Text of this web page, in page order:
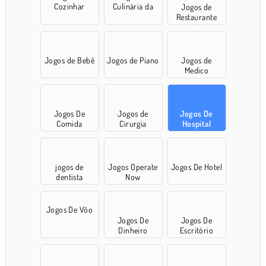
Cozinhar
Culinária da
Sara
Jogos de
Restaurante
para Meninas
Jogos de Bebê Jogos de Piano
Jogos de
Medico
Jogos De
Comida
Jogos de
Cirurgia
Jogos De
Hospital
jogos de
dentista
Jogos Operate
Now
Jogos De Hotel
Jogos De Vôo
Jogos De
Dinheiro
Jogos De
Escritório